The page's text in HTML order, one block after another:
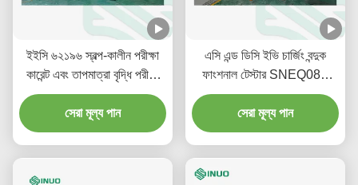
ইইসি ৬২১৯৬ স্বল্প-কালীন পরীক্ষা
কারেন্ট এবং তাপমাত্রা বৃদ্ধি পরীক্ষা
সিস্টেম ইভি কানেক্টরের জন্য
সেরা মূল্য পান
এসি এন্ড ডিসি ইভি চার্জিং বন্দুক
ফাংশনাল টেস্টার SNEQ08।
IEC 62196-1
সেরা মূল্য পান